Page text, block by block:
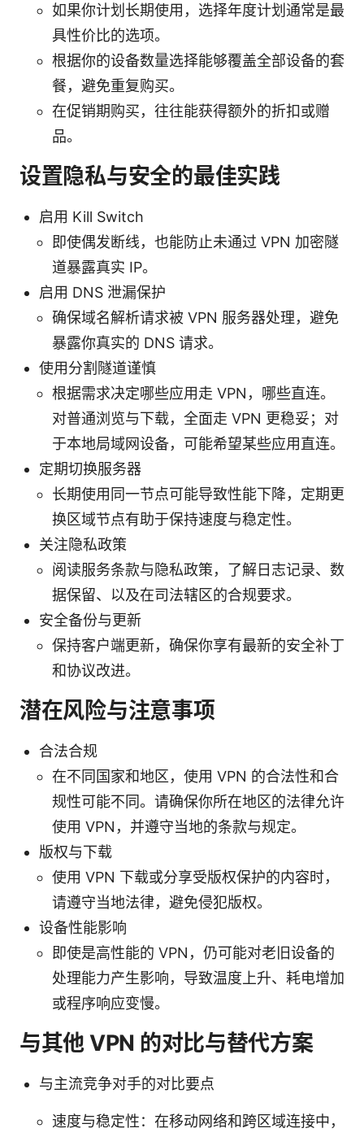
如果你计划长期使用，选择年度计划通常是最
具性价比的选项。
根据你的设备数量选择能够覆盖全部设备的套
餐，避免重复购买。
在促销期购买，往往能获得额外的折扣或赠
品。
设置隐私与安全的最佳实践
启用 Kill Switch
即使偶发断线，也能防止未通过 VPN 加密隧
道暴露真实 IP。
启用 DNS 泄漏保护
确保域名解析请求被 VPN 服务器处理，避免
暴露你真实的 DNS 请求。
使用分割隧道谨慎
根据需求决定哪些应用走 VPN，哪些直连。
对普通浏览与下载，全面走 VPN 更稳妥；对
于本地局域网设备，可能希望某些应用直连。
定期切换服务器
长期使用同一节点可能导致性能下降，定期更
换区域节点有助于保持速度与稳定性。
关注隐私政策
阅读服务条款与隐私政策，了解日志记录、数
据保留、以及在司法辖区的合规要求。
安全备份与更新
保持客户端更新，确保你享有最新的安全补丁
和协议改进。
潜在风险与注意事项
合法合规
在不同国家和地区，使用 VPN 的合法性和合
规性可能不同。请确保你所在地区的法律允许
使用 VPN，并遵守当地的条款与规定。
版权与下载
使用 VPN 下载或分享受版权保护的内容时，
请遵守当地法律，避免侵犯版权。
设备性能影响
即使是高性能的 VPN，仍可能对老旧设备的
处理能力产生影响，导致温度上升、耗电增加
或程序响应变慢。
与其他 VPN 的对比与替代方案
与主流竞争对手的对比要点
速度与稳定性：在移动网络和跨区域连接中，